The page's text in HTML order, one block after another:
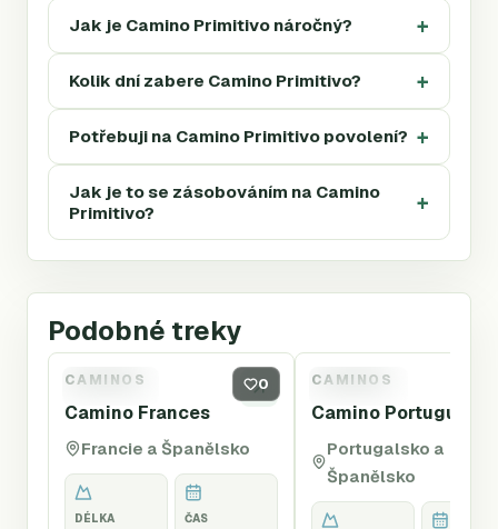
Jak je Camino Primitivo náročný?
Kolik dní zabere Camino Primitivo?
Potřebuji na Camino Primitivo povolení?
Jak je to se zásobováním na Camino
Primitivo?
Podobné treky
CAM-FR 0
CAMINOS
Camino Frances
Francie a Španělsko
DÉLKA ČAS
CAM-PT
CAMINOS
Camino Portugues
Portugalsko a
Španělsko